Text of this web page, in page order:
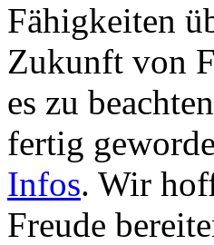
Fähigkeiten
Zukunft von
es zu
fertig
Infos. Wir
Freude